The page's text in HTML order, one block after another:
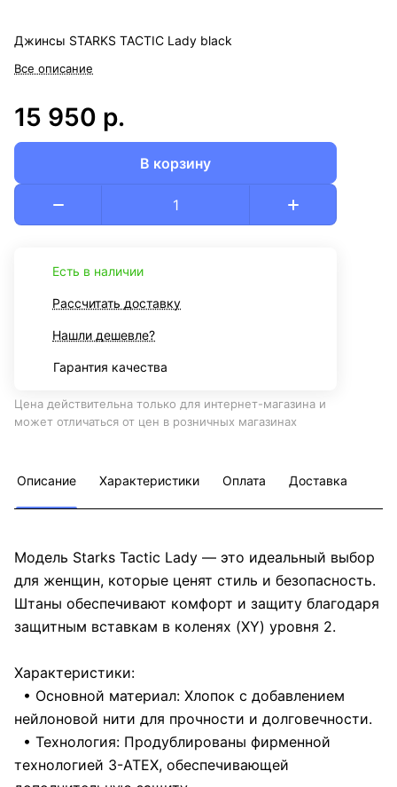
Джинсы STARKS TACTIC Lady black
Все описание
15 950 р.
В корзину
Есть в наличии
Рассчитать доставку
Нашли дешевле?
Гарантия качества
Цена действительна только для интернет-магазина и
может отличаться от цен в розничных магазинах
Описание Характеристики Оплата Доставка
Модель Starks Tactic Lady — это идеальный выбор
для женщин, которые ценят стиль и безопасность.
Штаны обеспечивают комфорт и защиту благодаря
защитным вставкам в коленях (XY) уровня 2.
Характеристики:
• Основной материал: Хлопок с добавлением
нейлоновой нити для прочности и долговечности.
• Технология: Продублированы фирменной
технологией 3-АТЕХ, обеспечивающей